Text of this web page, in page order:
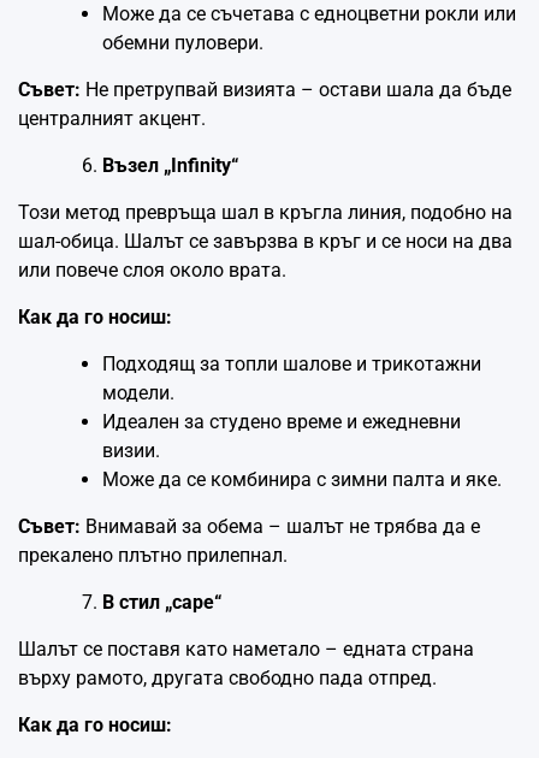
Може да се съчетава с едноцветни рокли или
обемни пуловери.
Съвет: Не претрупвай визията – остави шала да бъде
централният акцент.
Възел „Infinity“
Този метод превръща шал в кръгла линия, подобно на
шал-обица. Шалът се завързва в кръг и се носи на два
или повече слоя около врата.
Как да го носиш:
Подходящ за топли шалове и трикотажни
модели.
Идеален за студено време и ежедневни
визии.
Може да се комбинира с зимни палта и яке.
Съвет: Внимавай за обема – шалът не трябва да е
прекалено плътно прилепнал.
В стил „cape“
Шалът се поставя като наметало – едната страна
върху рамото, другата свободно пада отпред.
Как да го носиш: